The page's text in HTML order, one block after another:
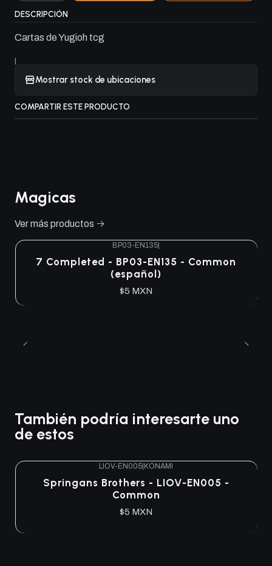
DESCRIPCIÓN
Cartas de Yugioh tcg
|
Mostrar stock de ubicaciones
COMPARTIR ESTE PRODUCTO
Magicas
Ver más productos
BP03-EN135|
7 Completed - BP03-EN135 - Common
(español)
$5 MXN
También podría interesarte uno
de estos
LIOV-EN005 KONAMI
Springans Brothers - LIOV-EN005 -
Common
$5 MXN